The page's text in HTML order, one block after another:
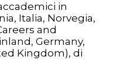
in
Italia, Norvegia,
and
Germany,
Kingdom), di